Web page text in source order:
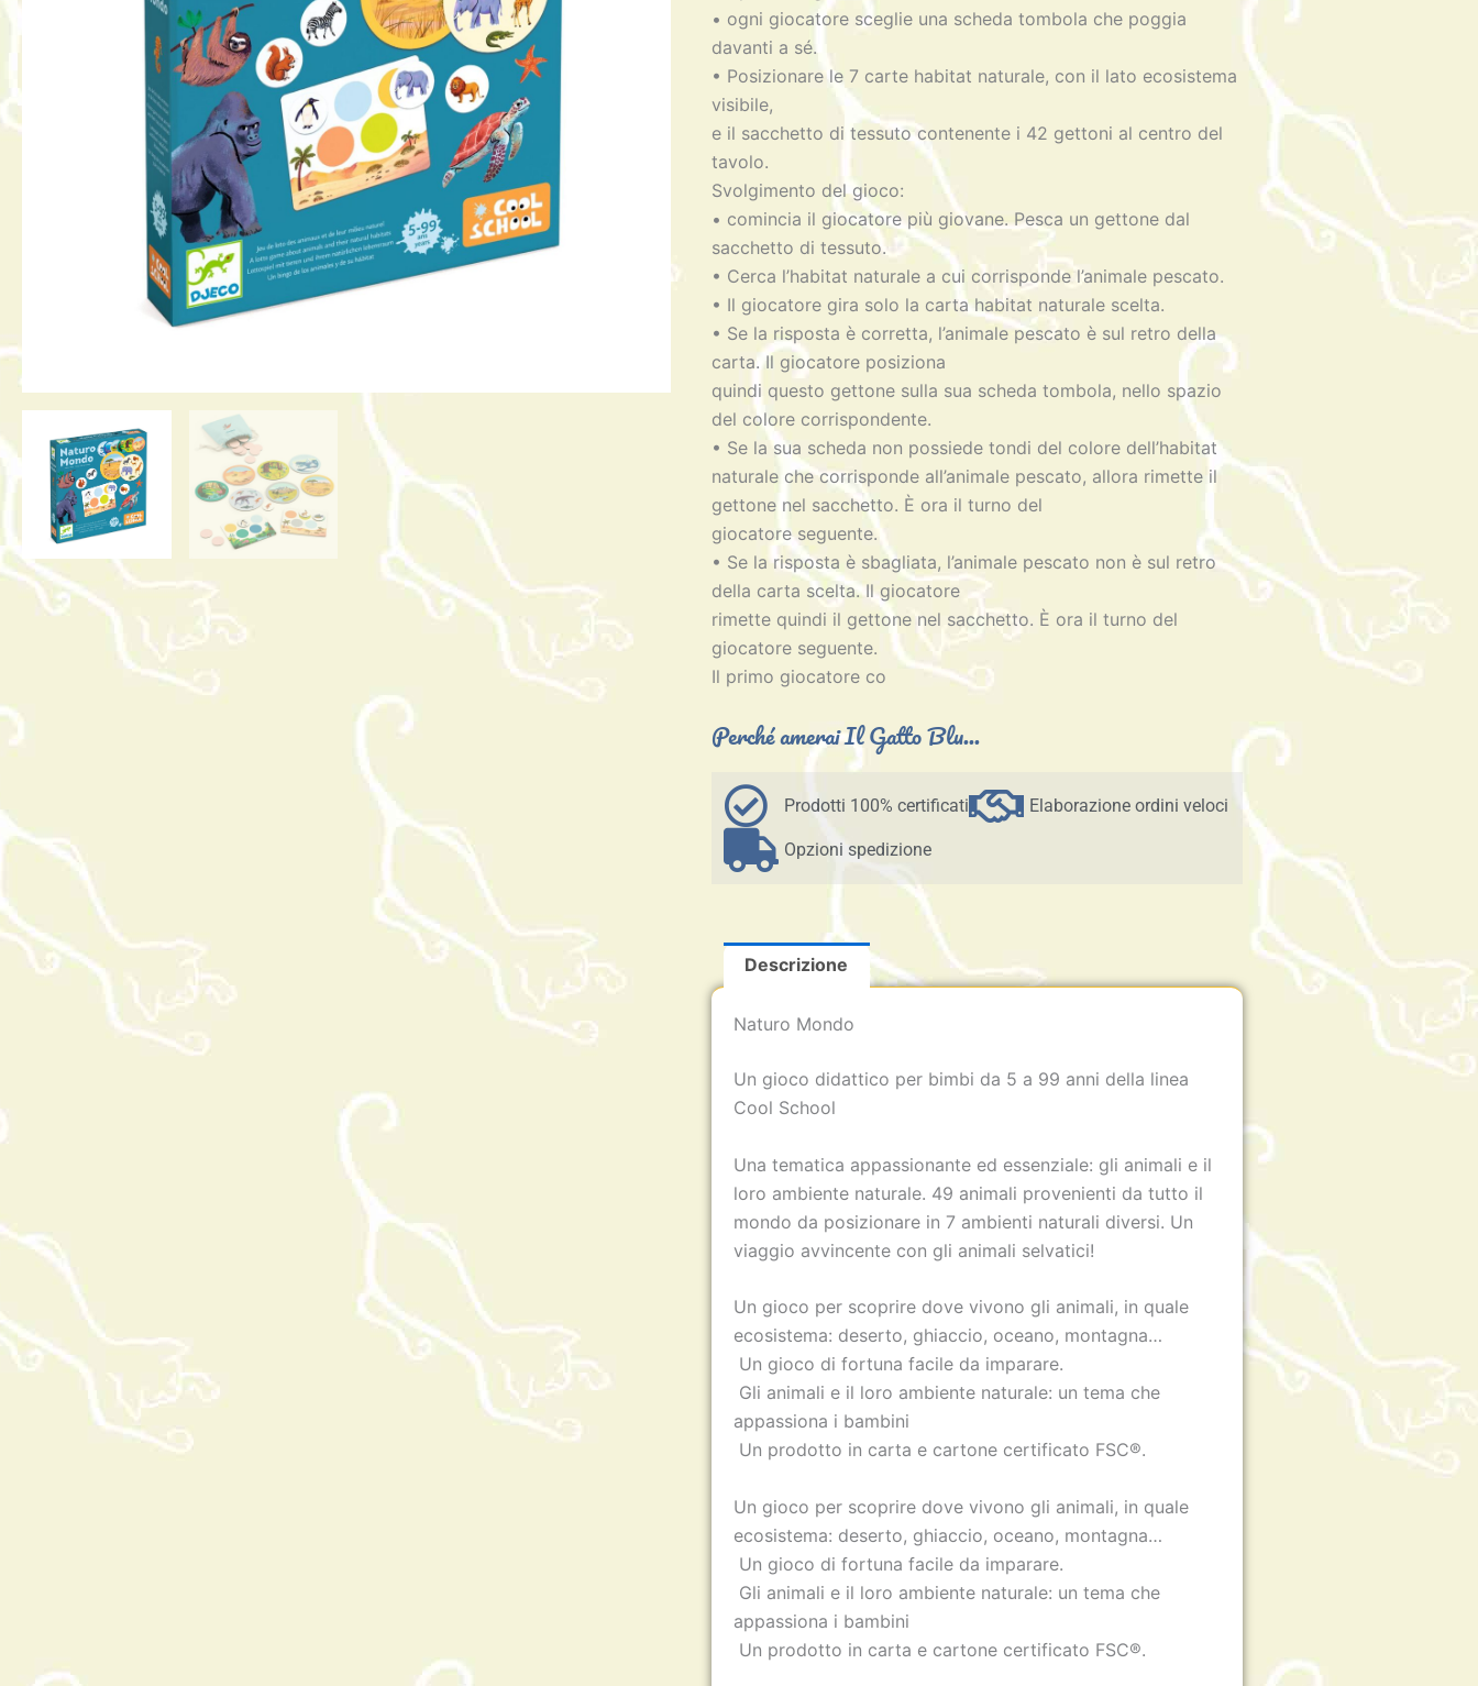
• ogni giocatore sceglie una scheda tombola che poggia
davanti a sé.
• Posizionare le 7 carte habitat naturale, con il lato ecosistema
visibile,
e il sacchetto di tessuto contenente i 42 gettoni al centro del
tavolo.
Svolgimento del gioco:
• comincia il giocatore più giovane. Pesca un gettone dal
sacchetto di tessuto.
• Cerca l’habitat naturale a cui corrisponde l’animale pescato.
• Il giocatore gira solo la carta habitat naturale scelta.
• Se la risposta è corretta, l’animale pescato è sul retro della
carta. Il giocatore posiziona
quindi questo gettone sulla sua scheda tombola, nello spazio
del colore corrispondente.
• Se la sua scheda non possiede tondi del colore dell’habitat
naturale che corrisponde all’animale pescato, allora rimette il
gettone nel sacchetto. È ora il turno del
giocatore seguente.
• Se la risposta è sbagliata, l’animale pescato non è sul retro
della carta scelta. Il giocatore
rimette quindi il gettone nel sacchetto. È ora il turno del
giocatore seguente.
Il primo giocatore co
Perché amerai Il Gatto Blu...
Prodotti 100% certificati Elaborazione ordini veloci
Opzioni spedizione
Descrizione
Naturo Mondo
Un gioco didattico per bimbi da 5 a 99 anni della linea
Cool School
Una tematica appassionante ed essenziale: gli animali e il
loro ambiente naturale. 49 animali provenienti da tutto il
mondo da posizionare in 7 ambienti naturali diversi. Un
viaggio avvincente con gli animali selvatici!
Un gioco per scoprire dove vivono gli animali, in quale
ecosistema: deserto, ghiaccio, oceano, montagna…
Un gioco di fortuna facile da imparare.
Gli animali e il loro ambiente naturale: un tema che
appassiona i bambini
Un prodotto in carta e cartone certificato FSC®.
Un gioco per scoprire dove vivono gli animali, in quale
ecosistema: deserto, ghiaccio, oceano, montagna…
Un gioco di fortuna facile da imparare.
Gli animali e il loro ambiente naturale: un tema che
appassiona i bambini
Un prodotto in carta e cartone certificato FSC®.